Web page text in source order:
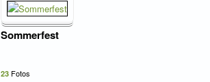
Sommerfest
23Fotos